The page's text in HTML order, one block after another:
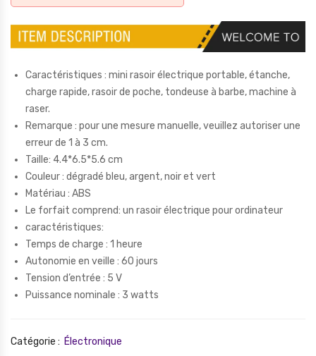
Caractéristiques : mini rasoir électrique portable, étanche,
charge rapide, rasoir de poche, tondeuse à barbe, machine à
raser.
Remarque : pour une mesure manuelle, veuillez autoriser une
erreur de 1 à 3 cm.
Taille: 4.4*6.5*5.6 cm
Couleur : dégradé bleu, argent, noir et vert
Matériau : ABS
Le forfait comprend: un rasoir électrique pour ordinateur
caractéristiques:
Temps de charge : 1 heure
Autonomie en veille : 60 jours
Tension d’entrée : 5 V
Puissance nominale : 3 watts
Catégorie : Électronique